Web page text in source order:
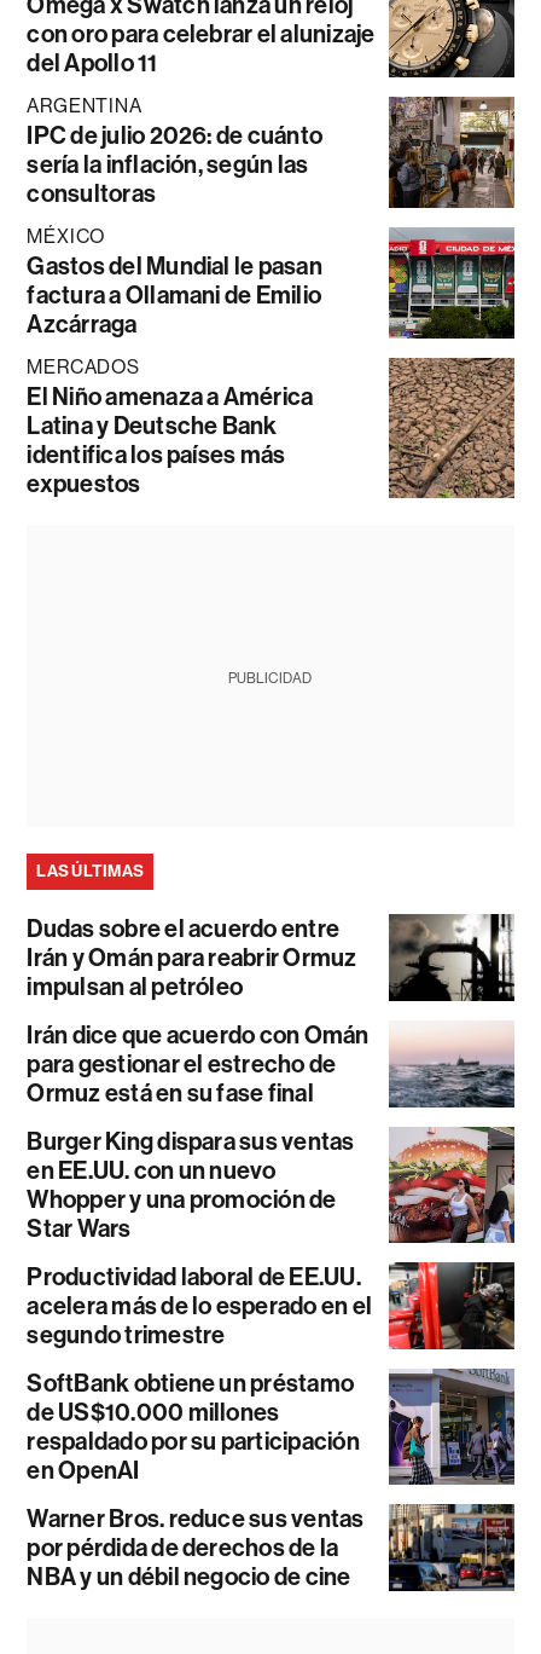
con oro para celebrar el alunizaje
del Apollo 11
ARGENTINA
IPC de julio 2026: de cuánto
sería la inflación, según las
consultoras
MÉXICO
Gastos del Mundial le pasan
factura a Ollamani de Emilio
Azcárraga
MERCADOS
El Niño amenaza a América
Latina y Deutsche Bank
identifica los países más
expuestos
PUBLICIDAD
LAS ÚLTIMAS
Dudas sobre el acuerdo entre
Irán y Omán para reabrir Ormuz
impulsan al petróleo
Irán dice que acuerdo con Omán
para gestionar el estrecho de
Ormuz está en su fase final
Burger King dispara sus ventas
en EE.UU. con un nuevo
Whopper y una promoción de
Star Wars
Productividad laboral de EE.UU.
acelera más de lo esperado en el
segundo trimestre
SoftBank obtiene un préstamo
de US$10.000 millones
respaldado por su participación
en OpenAI
Warner Bros. reduce sus ventas
por pérdida de derechos de la
NBA y un débil negocio de cine